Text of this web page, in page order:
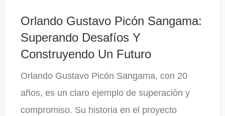
Orlando Gustavo Picón Sangama:
Superando Desafíos Y
Construyendo Un Futuro
Orlando Gustavo Picón Sangama, con 20
años, es un claro ejemplo de superación y
compromiso. Su historia en el proyecto